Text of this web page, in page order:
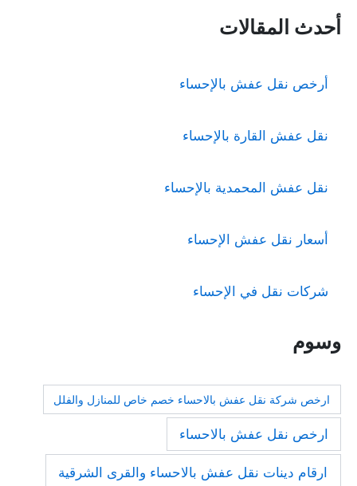
ح
ثأحدث المقالات
أرخص نقل عفش بالإحساء
نقل عفش القارة بالإحساء
نقل عفش المحمدية بالإحساء
أسعار نقل عفش الإحساء
شركات نقل في الإحساء
وسوم
ارخص شركة نقل عفش بالاحساء خصم خاص للمنازل والفلل
ارخص نقل عفش بالاحساء
ارقام دينات نقل عفش بالاحساء والقرى الشرقية